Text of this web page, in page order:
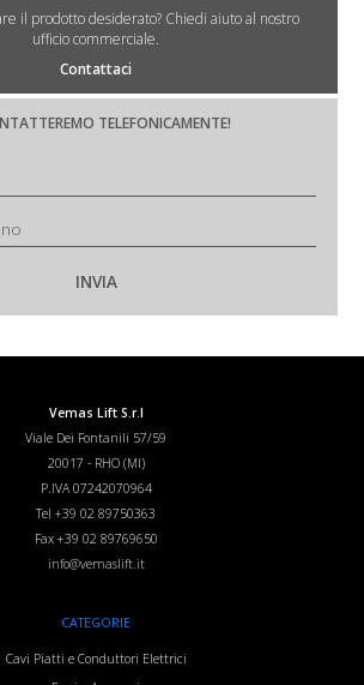
il prodotto desiderato? Chiedi aiuto al nostro
ufficio commerciale.
Contattaci
TELEFONICAMENTE!
Vemas Lift S.r.l
Viale Dei Fontanili 57/59
20017 - RHO (MI)
P.IVA 07242070964
Tel +39 02 89750363
Fax +39 02 89769650
info@vemaslift.it
CATEGORIE
Cavi Piatti e Conduttori Elettrici